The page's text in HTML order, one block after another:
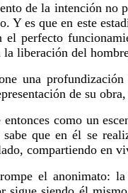
de la intención no
Y es que en este
el perfecto
liberación del
una
de su
entonces como un
que en él se
compartiendo en
el anonimato: